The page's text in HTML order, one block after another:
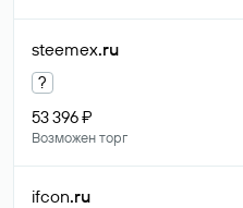
steemex.ru
?
53 396 ₽
Возможен торг
ifcon.ru